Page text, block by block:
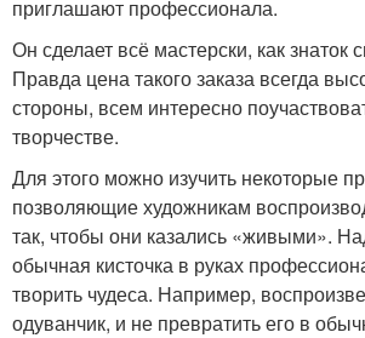
приглашают профессионала.
Он сделает всё мастерски, как знаток
Правда цена такого заказа всегда
стороны, всем интересно
творчестве.
Для этого можно изучить некоторые
позволяющие художникам
так, чтобы они казались «живыми».
обычная кисточка в руках
творить чудеса. Например,
одуванчик, и не превратить его в